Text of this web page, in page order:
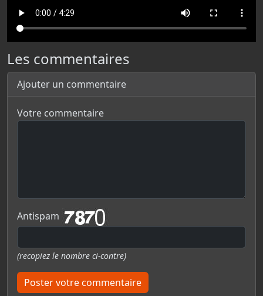
Les commentaires
Ajouter un commentaire
Votre commentaire
Antispam
(recopiez le nombre ci-contre)
Poster votre commentaire